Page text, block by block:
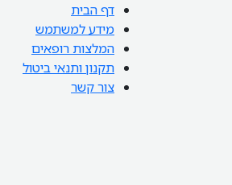
דף הבית
מידע למשתמש
המלצות רופאים
תקנון ותנאי ביטול
צור קשר